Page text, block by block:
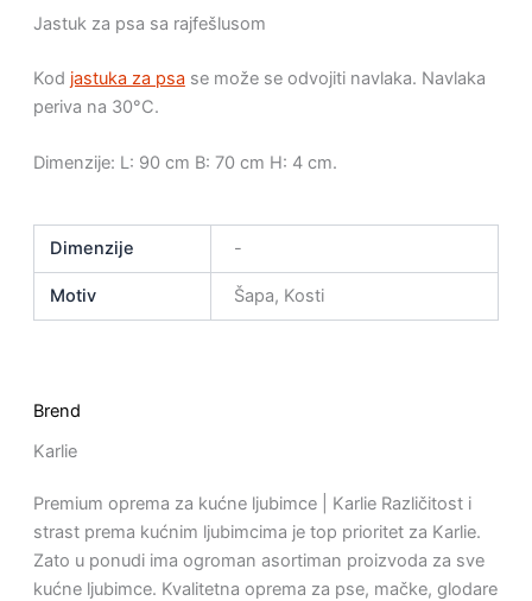
Jastuk za psa sa rajfešlusom
Kod jastuka za psa se može se odvojiti navlaka. Navlaka
periva na 30°C.
Dimenzije: L: 90 cm B: 70 cm H: 4 cm.
Dimenzije -
Motiv Šapa, Kosti
Brend
Karlie
Premium oprema za kućne ljubimce | Karlie Različitost i
strast prema kućnim ljubimcima je top prioritet za Karlie.
Zato u ponudi ima ogroman asortiman proizvoda za sve
kućne ljubimce. Kvalitetna oprema za pse, mačke, glodare